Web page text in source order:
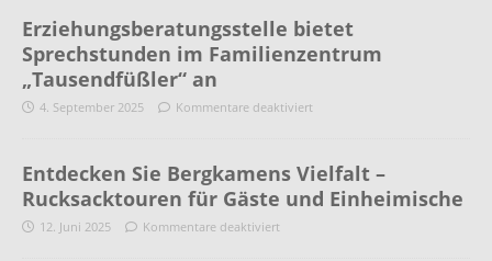
Erziehungsberatungsstelle bietet
Sprechstunden im Familienzentrum
„Tausendfüßler“ an
4. September 2025 Kommentare deaktiviert
Entdecken Sie Bergkamens Vielfalt –
Rucksacktouren für Gäste und Einheimische
12. Juni 2025 Kommentare deaktiviert